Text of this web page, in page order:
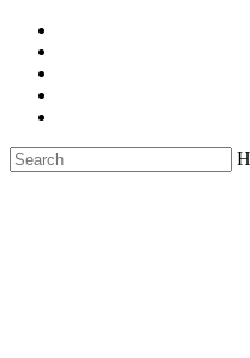
Skip
main
content